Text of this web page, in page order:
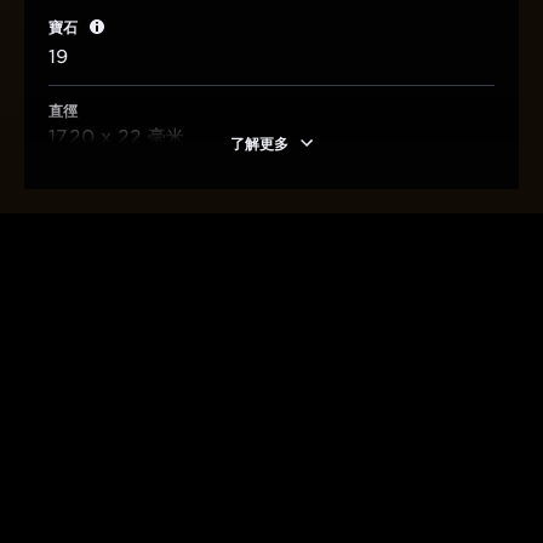
寶石
19
直徑
17.20 x 22 毫米 了解更多